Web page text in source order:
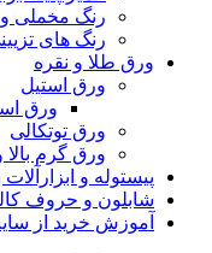
رنگ مخملی و
رنگ های
ورق طلا و نقره
ورق استیل
ورق
ورق توتکالی
ورق گرم
پیستوله و
شابلون و حروف
آموزش خرید از